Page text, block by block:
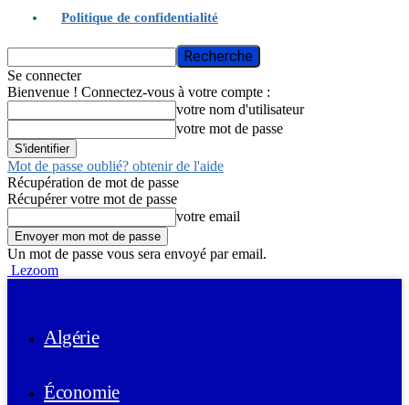
Politique de confidentialité
Se connecter
Bienvenue ! Connectez-vous à votre compte :
votre nom d'utilisateur
votre mot de passe
Mot de passe oublié? obtenir de l'aide
Récupération de mot de passe
Récupérer votre mot de passe
votre email
Un mot de passe vous sera envoyé par email.
Lezoom
Algérie
Économie